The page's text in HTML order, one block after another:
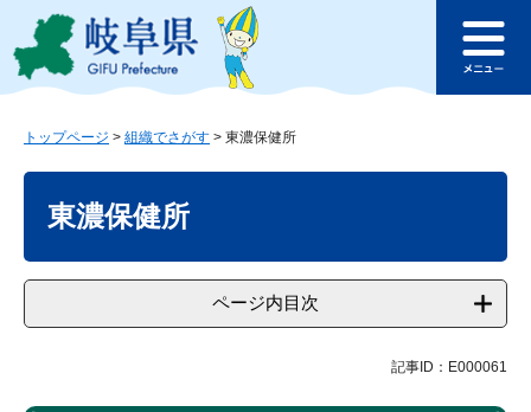
ジ
ュ
このページの本文へ
ュ
トップページ > 組織でさがす > 東濃保健所
東濃保健所
ページ内目次
記事ID：E000061